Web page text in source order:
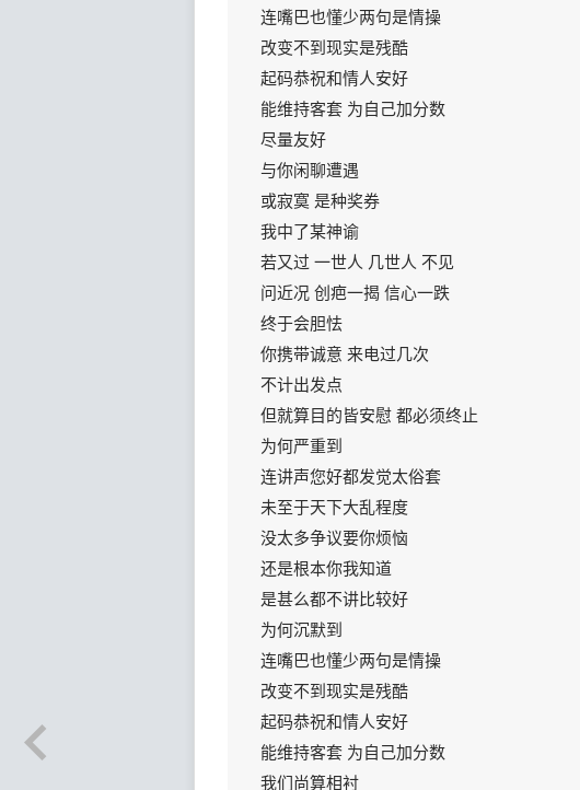
连嘴巴也懂少两句是情操
改变不到现实是残酷
起码恭祝和情人安好
能维持客套 为自己加分数
尽量友好
与你闲聊遭遇
或寂寞 是种奖券
我中了某神谕
若又过 一世人 几世人 不见
问近况 创疤一揭 信心一跌
终于会胆怯
你携带诚意 来电过几次
不计出发点
但就算目的皆安慰 都必须终止
为何严重到
连讲声您好都发觉太俗套
未至于天下大乱程度
没太多争议要你烦恼
还是根本你我知道
是甚么都不讲比较好
为何沉默到
连嘴巴也懂少两句是情操
改变不到现实是残酷
起码恭祝和情人安好
能维持客套 为自己加分数
我们尚算相衬